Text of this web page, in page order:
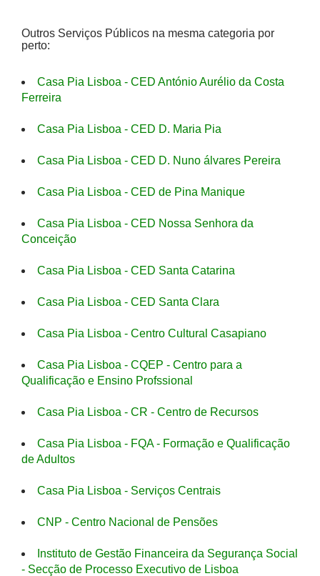
Outros Serviços Públicos na mesma categoria por
perto:
Casa Pia Lisboa - CED António Aurélio da Costa
Ferreira
Casa Pia Lisboa - CED D. Maria Pia
Casa Pia Lisboa - CED D. Nuno álvares Pereira
Casa Pia Lisboa - CED de Pina Manique
Casa Pia Lisboa - CED Nossa Senhora da
Conceição
Casa Pia Lisboa - CED Santa Catarina
Casa Pia Lisboa - CED Santa Clara
Casa Pia Lisboa - Centro Cultural Casapiano
Casa Pia Lisboa - CQEP - Centro para a
Qualificação e Ensino Profssional
Casa Pia Lisboa - CR - Centro de Recursos
Casa Pia Lisboa - FQA - Formação e Qualificação
de Adultos
Casa Pia Lisboa - Serviços Centrais
CNP - Centro Nacional de Pensões
Instituto de Gestão Financeira da Segurança Social
- Secção de Processo Executivo de Lisboa